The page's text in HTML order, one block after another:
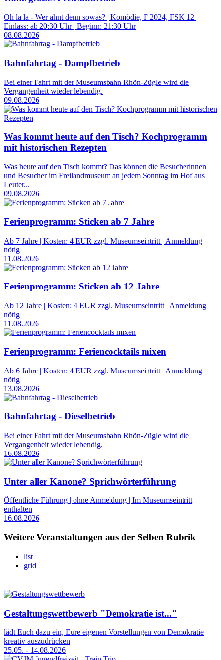
Oh la la - Wer ahnt denn sowas? | Komödie, F 2024, FSK 12 |
Einlass: ab 20:30 Uhr | Beginn: 21:30 Uhr
08.08.2026
Bahnfahrtag - Dampfbetrieb
Bei einer Fahrt mit der Museumsbahn Rhön-Zügle wird die
Vergangenheit wieder lebendig.
09.08.2026
Was kommt heute auf den Tisch? Kochprogramm
mit historischen Rezepten
Was heute auf den Tisch kommt? Das können die Besucherinnen
und Besucher im Freilandmuseum an jedem Sonntag im Hof aus
Leuter...
09.08.2026
Ferienprogramm: Sticken ab 7 Jahre
Ab 7 Jahre | Kosten: 4 EUR zzgl. Museumseintritt | Anmeldung
nötig
11.08.2026
Ferienprogramm: Sticken ab 12 Jahre
Ab 12 Jahre | Kosten: 4 EUR zzgl. Museumseintritt | Anmeldung
nötig
11.08.2026
Ferienprogramm: Feriencocktails mixen
Ab 6 Jahre | Kosten: 4 EUR zzgl. Museumseintritt | Anmeldung
nötig
13.08.2026
Bahnfahrtag - Dieselbetrieb
Bei einer Fahrt mit der Museumsbahn Rhön-Zügle wird die
Vergangenheit wieder lebendig.
16.08.2026
Unter aller Kanone? Sprichwörterführung
Öffentliche Führung | ohne Anmeldung | Im Museumseintritt
enthalten
16.08.2026
Weitere Veranstaltungen aus der Selben Rubrik
list
grid
Gestaltungswettbewerb "Demokratie ist..."
lädt Euch dazu ein, Eure eigenen Vorstellungen von Demokratie
kreativ auszudrücken
25.05. - 14.08.2026